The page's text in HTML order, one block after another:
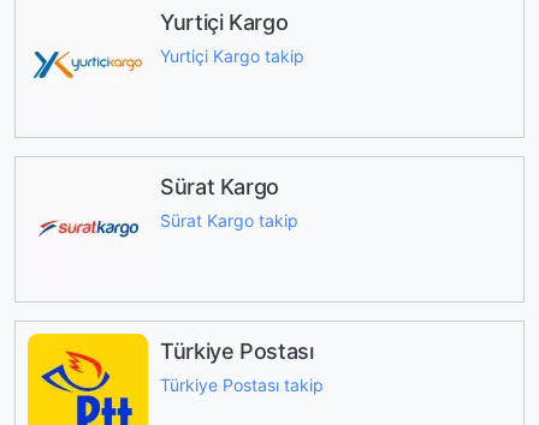
Yurtiçi Kargo
Yurtiçi Kargo takip
Sürat Kargo
Sürat Kargo takip
Türkiye Postası
Türkiye Postası takip